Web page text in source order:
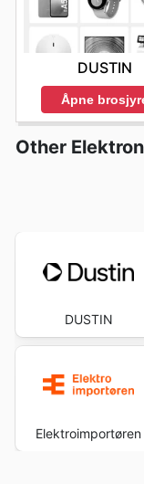
DUSTIN
Åpne
Other
DUSTIN
Elektroimportøren